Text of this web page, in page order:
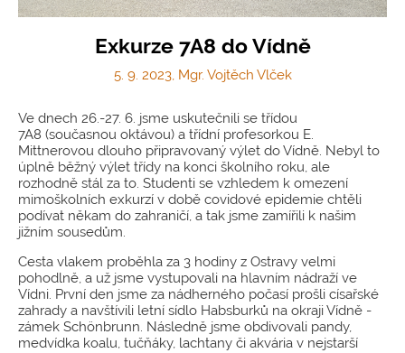
Exkurze 7A8 do Vídně
5. 9. 2023, Mgr. Vojtěch Vlček
Ve dnech 26.-27. 6. jsme uskutečnili se třídou
7A8 (současnou oktávou) a třídní profesorkou E.
Mittnerovou dlouho připravovaný výlet do Vídně. Nebyl to
úplně běžný výlet třídy na konci školního roku, ale
rozhodně stál za to. Studenti se vzhledem k omezení
mimoškolních exkurzí v době covidové epidemie chtěli
podívat někam do zahraničí, a tak jsme zamířili k našim
jižním sousedům.
Cesta vlakem proběhla za 3 hodiny z Ostravy velmi
pohodlně, a už jsme vystupovali na hlavním nádraží ve
Vídni. První den jsme za nádherného počasí prošli císařské
zahrady a navštívili letní sídlo Habsburků na okraji Vídně -
zámek Schönbrunn. Následně jsme obdivovali pandy,
medvídka koalu, tučňáky, lachtany či akvária v nejstarší